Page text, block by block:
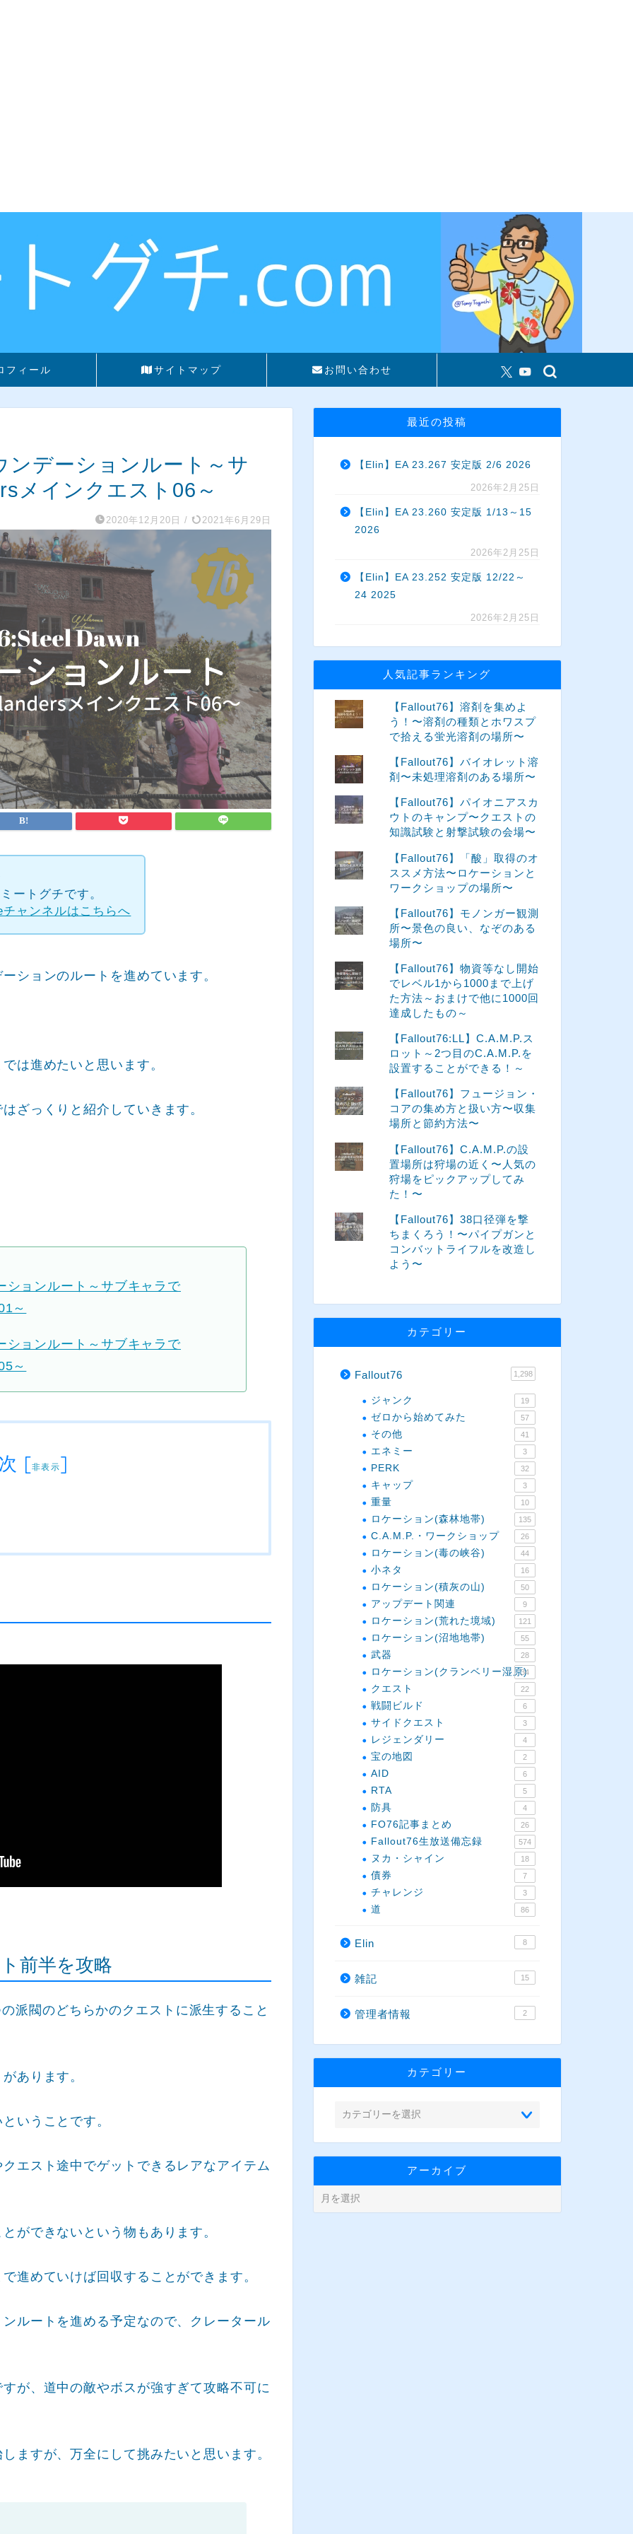
フィール サイトマップ お問い合わせ
デーションルート～サ
メインクエスト06～
2020年12月20日 / 2021年6月29日
ートグチです。
ャンネルはこちらへ
ションのルートを進めています。
は進めたいと思います。
ざっくりと紹介していきます。
ョンルート～サブキャラで
～
ョンルート～サブキャラで
～
[非表示]
前半を攻略
派閥のどちらかのクエストに派生すること
あります。
いうことです。
エスト途中でゲットできるレアなアイテム
ができないという物もあります。
進めていけば回収することができます。
ルートを進める予定なので、クレータール
が、道中の敵やボスが強すぎて攻略不可に
ますが、万全にして挑みたいと思います。
最近の投稿
【Elin】EA 23.267 安定版 2/6 2026
2026年2月25日
【Elin】EA 23.260 安定版 1/13～15
2026
2026年2月25日
【Elin】EA 23.252 安定版 12/22～
24 2025
2026年2月25日
人気記事ランキング
【Fallout76】溶剤を集めよ
う！〜溶剤の種類とホワスプ
で拾える蛍光溶剤の場所〜
【Fallout76】バイオレット溶
剤〜未処理溶剤のある場所〜
【Fallout76】パイオニアスカ
ウトのキャンプ〜クエストの
知識試験と射撃試験の会場〜
【Fallout76】「酸」取得のオ
ススメ方法〜ロケーションと
ワークショップの場所〜
【Fallout76】モノンガー観測
所〜景色の良い、なぞのある
場所〜
【Fallout76】物資等なし開始
でレベル1から1000まで上げ
た方法～おまけで他に1000回
達成したもの～
【Fallout76:LL】C.A.M.P.ス
ロット～2つ目のC.A.M.P.を
設置することができる！～
【Fallout76】フュージョン・
コアの集め方と扱い方〜収集
場所と節約方法〜
【Fallout76】C.A.M.P.の設
置場所は狩場の近く〜人気の
狩場をピックアップしてみ
た！〜
【Fallout76】38口径弾を撃
ちまくろう！〜パイプガンと
コンバットライフルを改造し
よう〜
カテゴリー
Fallout76 1,298
ジャンク 19
ゼロから始めてみた 57
その他 41
エネミー 3
PERK 32
キャップ 3
重量 10
ロケーション(森林地帯) 135
C.A.M.P.・ワークショップ 26
ロケーション(毒の峡谷) 44
小ネタ 16
ロケーション(積灰の山) 50
アップデート関連 9
ロケーション(荒れた境域) 121
ロケーション(沼地地帯) 55
武器 28
ロケーション(クランベリー湿原)
34
クエスト 22
戦闘ビルド 6
サイドクエスト 3
レジェンダリー 4
宝の地図 2
AID 6
RTA 5
防具 4
FO76記事まとめ 26
Fallout76生放送備忘録 574
ヌカ・シャイン 18
債券 7
チャレンジ 3
道 86
Elin 8
雑記 15
管理者情報 2
カテゴリー
アーカイブ